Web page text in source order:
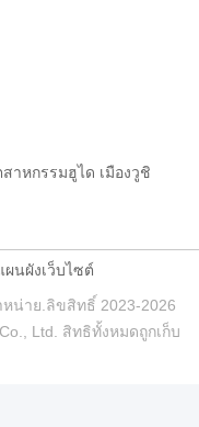
าหกรรมฮูได เมืองวูชิ
ผนผังเว็บไซต์
น่าย.ลิขสิทธิ์ 2023-2026
Ltd. สิทธิทั้งหมดถูกเก็บ